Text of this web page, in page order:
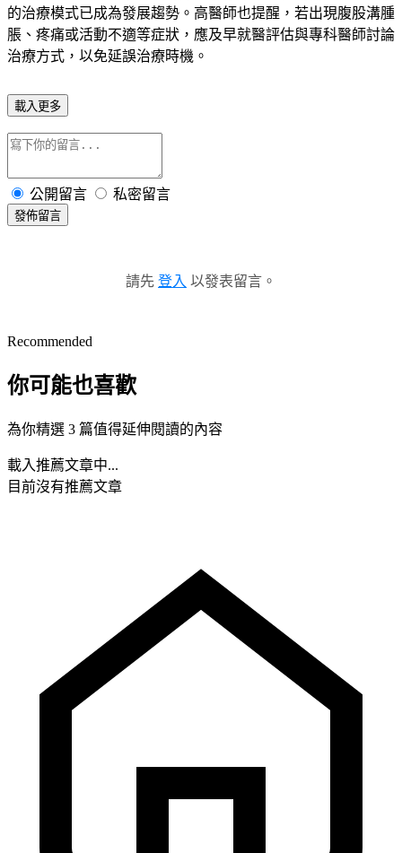
的治療模式已成為發展趨勢。高醫師也提醒，若出現腹股溝腫
脹、疼痛或活動不適等症狀，應及早就醫評估與專科醫師討論
治療方式，以免延誤治療時機。
載入更多
公開留言 私密留言
發佈留言
請先 登入 以發表留言。
Recommended
你可能也喜歡
為你精選 3 篇值得延伸閱讀的內容
載入推薦文章中...
目前沒有推薦文章